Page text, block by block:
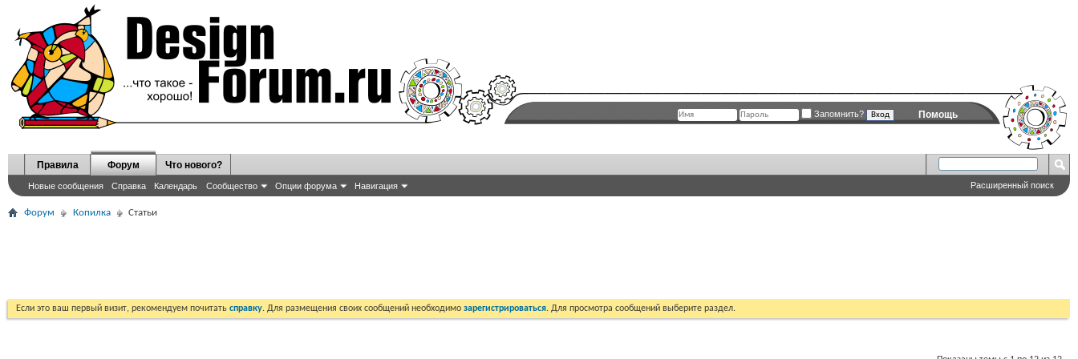
Помощь
Запомнить?
Правила Форум
Новые сообщения Справка Календарь Сообщество Опции форума Навигация
Что нового?
Расширенный поиск
Форум Копилка Статьи
Если это ваш первый визит, рекомендуем почитать справку. Для размещения своих сообщений необходимо зарегистрироваться. Для просмотра сообщений выберите раздел.